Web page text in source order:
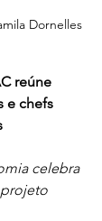
Dornelles
reúne
e chefs
celebra